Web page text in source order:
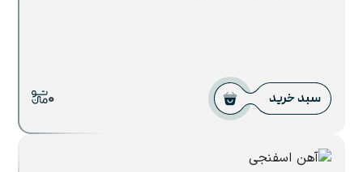
سبد خرید 0